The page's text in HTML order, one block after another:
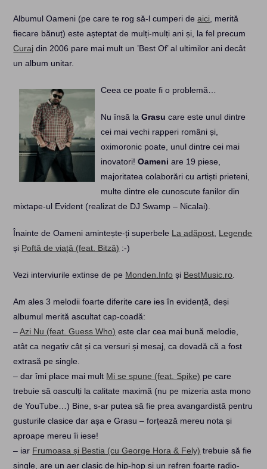
Albumul Oameni (pe care te rog să-l cumperi deaici , merită
fiecare bănuț) este așteptat de mulți-mulți ani și, la fel precum
Curaj din 2006 pare mai mult un ’Best Of’ al ultimilor ani decât
un album unitar.
Ceea ce poate fi o problemă…
Nu însă laGrasu care este unul dintre
cei mai vechi rapperi români și,
oximoronic poate, unul dintre cei mai
inovatori!Oameni are 19 piese,
majoritatea colaborări cu artiști prieteni,
multe dintre ele cunoscute fanilor din
mixtape-ul Evident (realizat de DJ Swamp – Nicalai).
Înainte de Oameni amintește-ți superbele La adăpost Legende
și Poftă de viață (feat. Bitză) :-)
Vezi interviurile extinse de pe Monden.Info și BestMusic.ro
Am ales 3 melodii foarte diferite care ies în evidență, deși
albumul merită ascultat cap-coadă:
–Azi Nu (feat. Guess Who) este clar cea mai bună melodie,
atât ca negativ cât și ca versuri și mesaj, ca dovadă că a fost
extrasă pe single.
– dar îmi place mai mult Mi se spune (feat. Spike) pe care
trebuie să oasculți la calitate maximă (nu pe mizeria asta mono
de YouTube…) Bine, s-ar putea să fie prea avangardistă pentru
gusturile clasice dar așa e Grasu – forțează mereu nota și
aproape mereu îi iese!
– iar Frumoasa și Bestia (cu George Hora & Fely) trebuie să fie
single, are un aer clasic de hip-hop și un refren foarte radio-